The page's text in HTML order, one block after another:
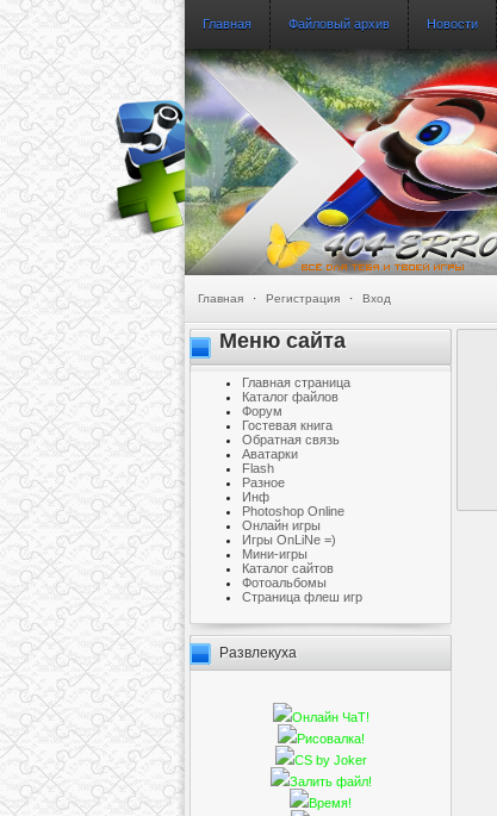
Главная Файловый архив Новости
Главная · Регистрация · Вход
Меню сайта
Главная страница
Каталог файлов
Форум
Гостевая книга
Обратная связь
Аватарки
Flash
Разное
Инф
Photoshop Online
Онлайн игры
Игры OnLiNe =)
Мини-игры
Каталог сайтов
Фотоальбомы
Cтраница флеш игр
Развлекуха
Онлайн ЧаТ!
Рисовалка!
CS by Joker
Залить файл!
Время!